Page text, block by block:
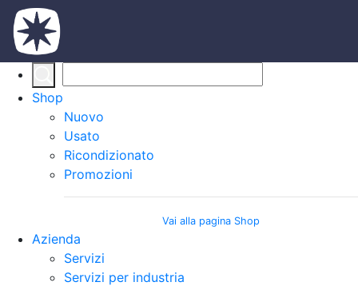
Shop
Nuovo
Usato
Ricondizionato
Promozioni
Vai alla pagina Shop
Azienda
Servizi
Servizi per industria